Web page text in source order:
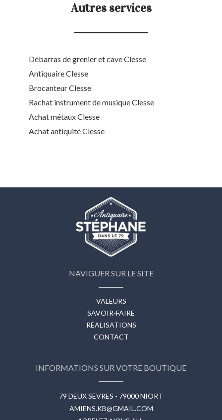
Autres services
Débarras de grenier et cave Clesse
Antiquaire Clesse
Brocanteur Clesse
Rachat instrument de musique Clesse
Achat métaux Clesse
Achat antiquité Clesse
NAVIGUER SUR LE SITE
VALEURS
SAVOIR-FAIRE
RÉALISATIONS
CONTACT
INFORMATIONS SUR VOTRE BOUTIQUE
79 DEUX SÈVRES - 79000 NIORT
AMIENS.KB@GMAIL.COM